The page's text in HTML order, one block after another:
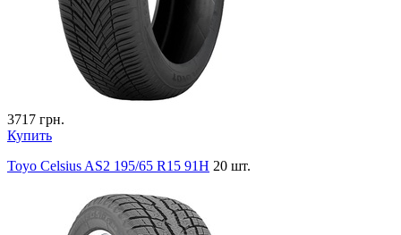
3717 грн.
Купить
Toyo Celsius AS2 195/65 R15 91H 20 шт.